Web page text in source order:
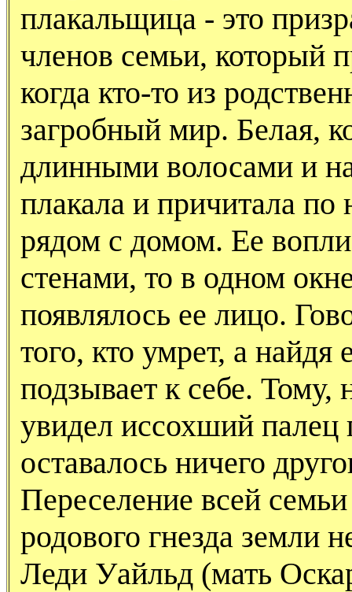
плакальщица - это
членов семьи, который
когда кто-то из
загробный мир. Белая,
длинными волосами и
плакала и причитала по
рядом с домом. Ее
стенами, то в одном
появлялось ее лицо.
того, кто умрет, а найдя
подзывает к себе. Тому,
увидел иссохший палец
оставалось ничего
Переселение всей
родового гнезда земли
Леди Уайльд (мать